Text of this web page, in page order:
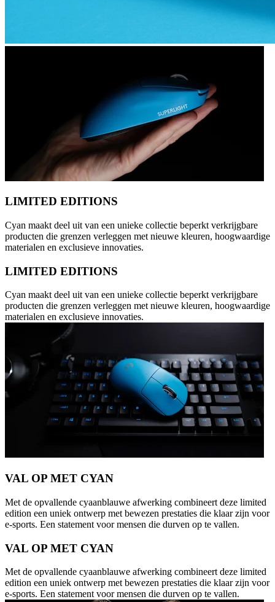
LIMITED EDITIONS
Cyan maakt deel uit van een unieke collectie beperkt verkrijgbare
producten die grenzen verleggen met nieuwe kleuren, hoogwaardige
materialen en exclusieve innovaties.
LIMITED EDITIONS
Cyan maakt deel uit van een unieke collectie beperkt verkrijgbare
producten die grenzen verleggen met nieuwe kleuren, hoogwaardige
materialen en exclusieve innovaties.
VAL OP MET CYAN
Met de opvallende cyaanblauwe afwerking combineert deze limited
edition een uniek ontwerp met bewezen prestaties die klaar zijn voor
e-sports. Een statement voor mensen die durven op te vallen.
VAL OP MET CYAN
Met de opvallende cyaanblauwe afwerking combineert deze limited
edition een uniek ontwerp met bewezen prestaties die klaar zijn voor
e-sports. Een statement voor mensen die durven op te vallen.